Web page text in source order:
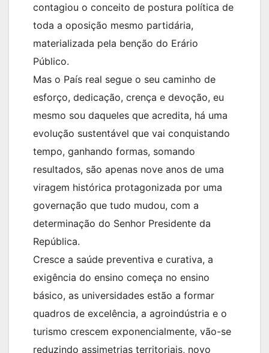
contagiou o conceito de postura política de
toda a oposição mesmo partidária,
materializada pela benção do Erário
Público.
Mas o País real segue o seu caminho de
esforço, dedicação, crença e devoção, eu
mesmo sou daqueles que acredita, há uma
evolução sustentável que vai conquistando
tempo, ganhando formas, somando
resultados, são apenas nove anos de uma
viragem histórica protagonizada por uma
governação que tudo mudou, com a
determinação do Senhor Presidente da
República.
Cresce a saúde preventiva e curativa, a
exigência do ensino começa no ensino
básico, as universidades estão a formar
quadros de excelência, a agroindústria e o
turismo crescem exponencialmente, vão-se
reduzindo assimetrias territoriais, novo